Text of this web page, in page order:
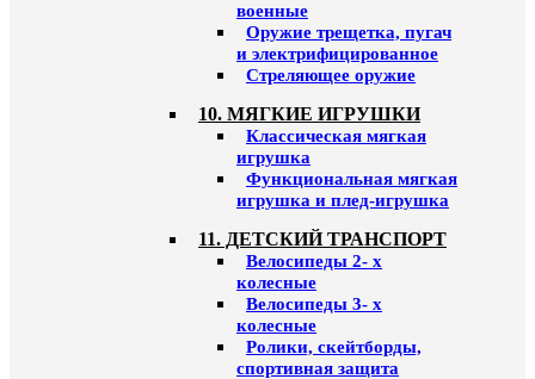
военные
Оружие трещетка, пугач
и электрифицированное
Стреляющее оружие
10. МЯГКИЕ ИГРУШКИ
Классическая мягкая
игрушка
Функциональная мягкая
игрушка и плед-игрушка
11. ДЕТСКИЙ ТРАНСПОРТ
Велосипеды 2- х
колесные
Велосипеды 3- х
колесные
Ролики, скейтборды,
спортивная защита